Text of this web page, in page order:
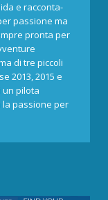
e racconta-
passione ma
pronta per
di tre piccoli
2013, 2015 e
un pilota
la passione per